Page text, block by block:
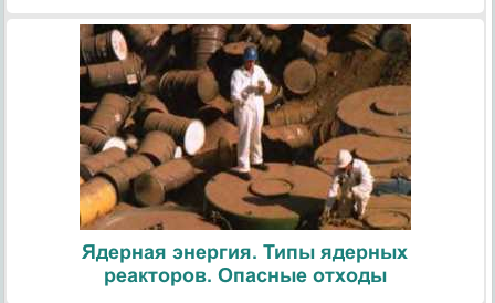
Ядерная энергия. Типы ядерных
реакторов. Опасные отходы